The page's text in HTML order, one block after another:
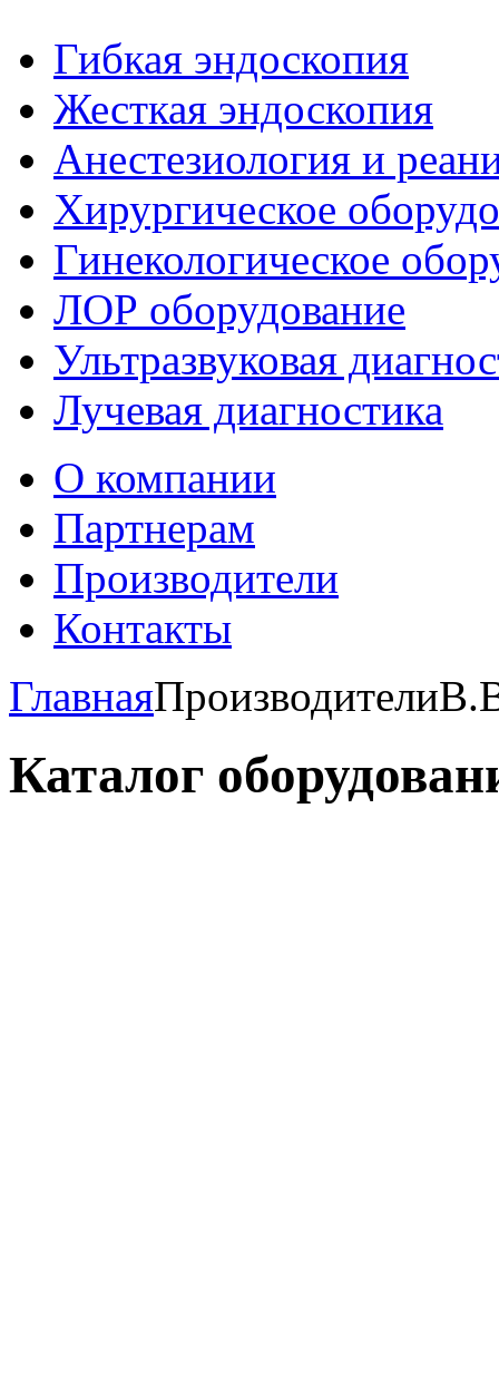
Гибкая эндоскопия
Жесткая эндоскопия
Анестезиология и
Хирургическое
Гинекологическое
ЛОР оборудование
Ультразвуковая
Лучевая диагностика
О компании
Партнерам
Производители
Контакты
ГлавнаяПроизводители
Каталог